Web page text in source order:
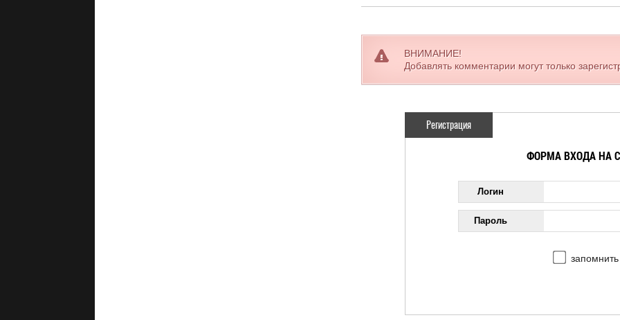
ВНИМАНИЕ!
Добавлять комментарии могут только
Регистрация
ФОРМА ВХОДА НА
Логин
Пароль
запомнить